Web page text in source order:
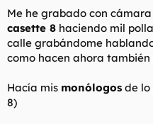
Me he grabado con
casette 8 haciendo mil
calle grabándome
como hacen ahora
Hacía mis monólogos de lo
8)